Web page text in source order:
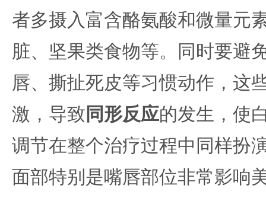
者多摄入富含酪氨酸和微量元
脏、坚果类食物等。同时要避
唇、撕扯死皮等习惯动作，这
激，导致 同形反应的发生，使
调节在整个治疗过程中同样扮
面部特别是嘴唇部位非常影响